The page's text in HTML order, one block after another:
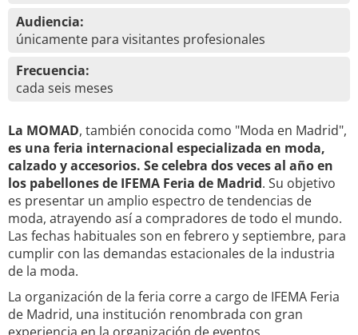
Audiencia:
únicamente para visitantes profesionales
Frecuencia:
cada seis meses
La MOMAD, también conocida como "Moda en Madrid",
es una feria internacional especializada en moda,
calzado y accesorios. Se celebra dos veces al año en
los pabellones de IFEMA Feria de Madrid. Su objetivo
es presentar un amplio espectro de tendencias de
moda, atrayendo así a compradores de todo el mundo.
Las fechas habituales son en febrero y septiembre, para
cumplir con las demandas estacionales de la industria
de la moda.
La organización de la feria corre a cargo de IFEMA Feria
de Madrid, una institución renombrada con gran